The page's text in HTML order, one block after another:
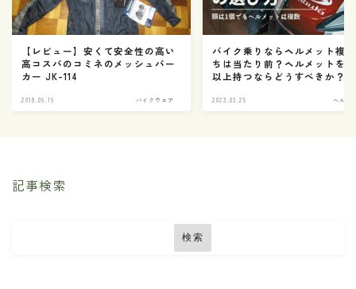
【レビュー】安くて安全性の高い
高コスパのコミネのメッシュパー
カー JK-114
2018.06.16 バイクウェア
バイク乗りならヘルメット複
ちは当たり前？ヘルメットを2
以上持つならどうすべきか？
2023.03.25 ヘルメ
記事検索
検索